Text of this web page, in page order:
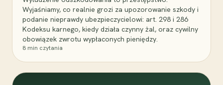
Wyjaśniamy, co realnie grozi za upozorowanie szkody i
podanie nieprawdy ubezpieczycielowi: art. 298 i 286
Kodeksu karnego, kiedy działa czynny żal, oraz cywilny
obowiązek zwrotu wypłaconych pieniędzy.
8 min czytania